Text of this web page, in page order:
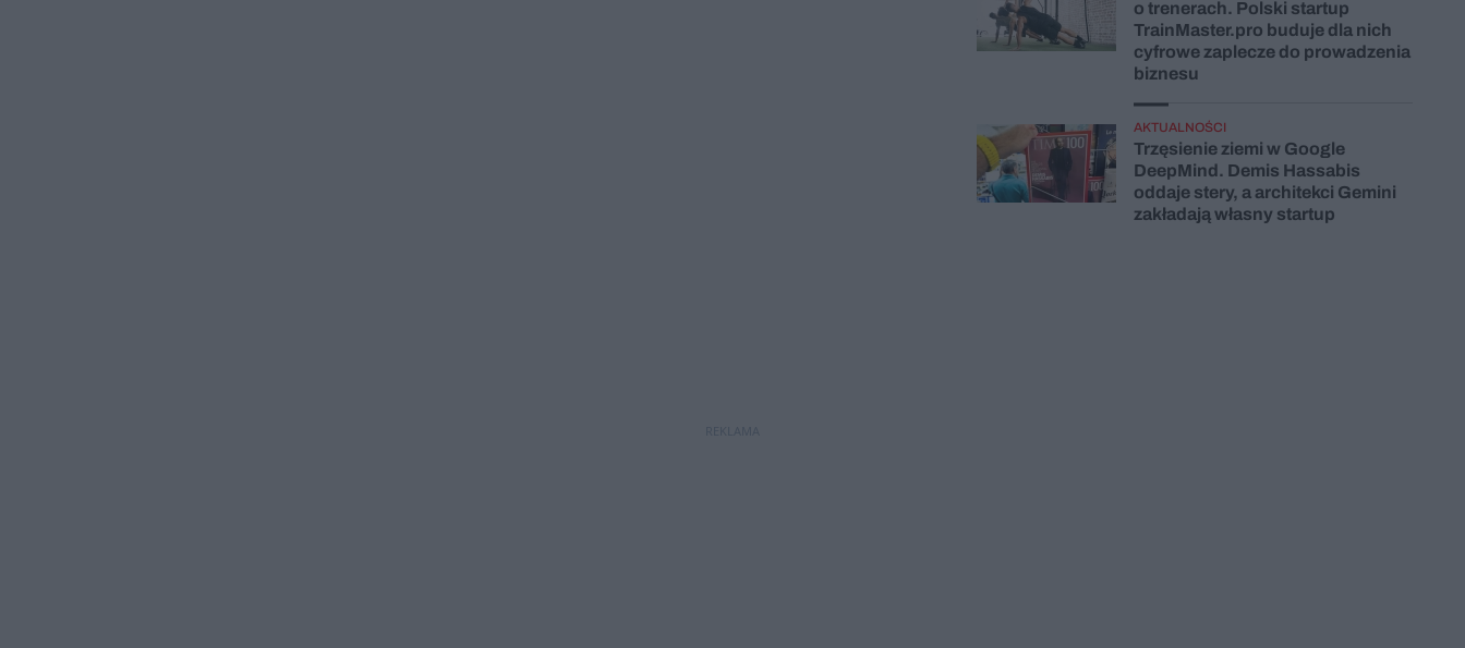
o trenerach. Polski startup
TrainMaster.pro buduje dla nich
cyfrowe zaplecze do prowadzenia
biznesu
AKTUALNOŚCI
Trzęsienie ziemi w Google
DeepMind. Demis Hassabis
oddaje stery, a architekci Gemini
zakładają własny startup